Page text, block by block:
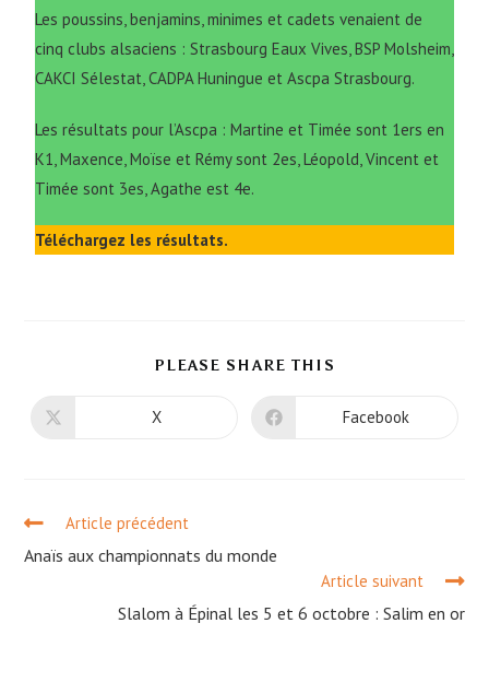
Les poussins, benjamins, minimes et cadets venaient de
cinq clubs alsaciens : Strasbourg Eaux Vives, BSP Molsheim,
CAKCI Sélestat, CADPA Huningue et Ascpa Strasbourg.
Les résultats pour l’Ascpa : Martine et Timée sont 1ers en
K1, Maxence, Moïse et Rémy sont 2es, Léopold, Vincent et
Timée sont 3es, Agathe est 4e.
Téléchargez les résultats.
PLEASE SHARE THIS
X Facebook
Article précédent
Anaïs aux championnats du monde
Article suivant
Slalom à Épinal les 5 et 6 octobre : Salim en or